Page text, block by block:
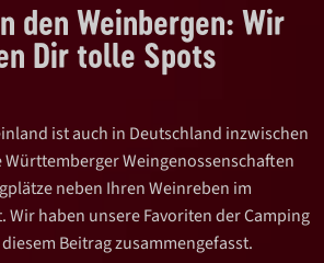
den Weinbergen: Wir
Dir tolle Spots
ist auch in Deutschland inzwischen
Weingenossenschaften
neben Ihren Weinreben im
Wir haben unsere Favoriten der Camping
Beitrag zusammengefasst.